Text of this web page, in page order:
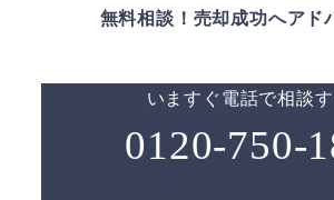
無料相談！売却成功へアド
いますぐ電話で相談
0120-750-